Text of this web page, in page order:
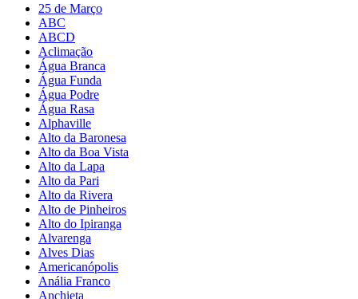
25 de Março
ABC
ABCD
Aclimação
Água Branca
Água Funda
Água Podre
Água Rasa
Alphaville
Alto da Baronesa
Alto da Boa Vista
Alto da Lapa
Alto da Pari
Alto da Rivera
Alto de Pinheiros
Alto do Ipiranga
Alvarenga
Alves Dias
Americanópolis
Anália Franco
Anchieta